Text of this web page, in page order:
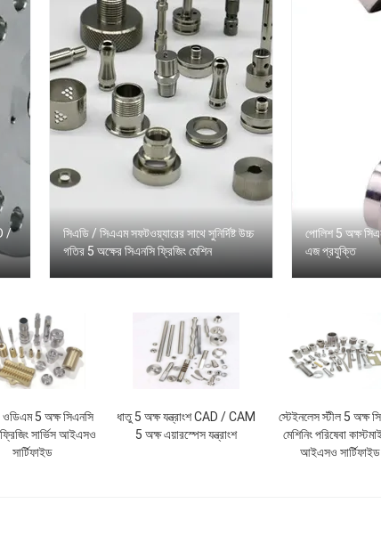
/
সিএডি / সিএএম সফটওয়্যারের সাথে সুনির্দিষ্ট উচ্চ
গতির 5 অক্ষের সিএনসি ফ্রিজিং মেশিন
পোলিশ 5 অক্ষ
এজ প্রযুক্তি
5 অক্ষ সিএনসি
ফ্রিজিং সার্ভিস আইএসও
সার্টিফাইড
ধাতু 5 অক্ষ যন্ত্রাংশ CAD / CAM
5 অক্ষ এয়ারস্পেস যন্ত্রাংশ
স্টেইনলেস স্টীল 5 অক্ষ
মেশিনিং পরিষেবা
আইএসও সার্টিফাইড